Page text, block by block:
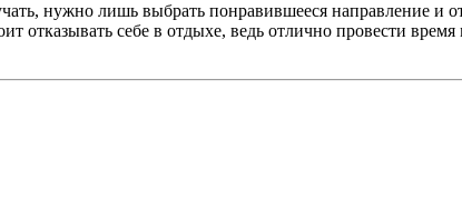
нужно лишь выбрать понравившееся направление и
отказывать себе в отдыхе, ведь отлично провести